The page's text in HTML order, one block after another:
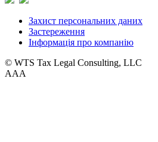
Захист персональних даних
Застереження
Інформація про компанію
© WTS Tax Legal Consulting, LLC
AAA